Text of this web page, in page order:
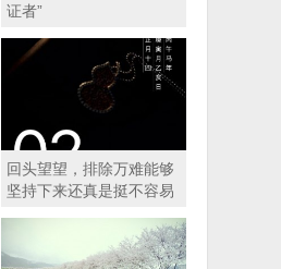
证者”
回头望望，排除万难能够
坚持下来还真是挺不容易